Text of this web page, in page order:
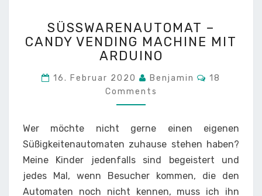
C
ANDY V
ENDING M
IT A
RDUINO
SÜSSWARENAUTOMAT – C
ANDY VENDING MACHINE MIT A
RDUINO
16. Februar 2020 Benjamin Comments
18
Comments
Wer möchte nicht gerne einen eigenen
Süßigkeitenautomaten zuhause stehen haben?
Meine Kinder jedenfalls sind begeistert und
jedes Mal, wenn Besucher kommen, die den
Automaten noch nicht kennen, muss ich ihn